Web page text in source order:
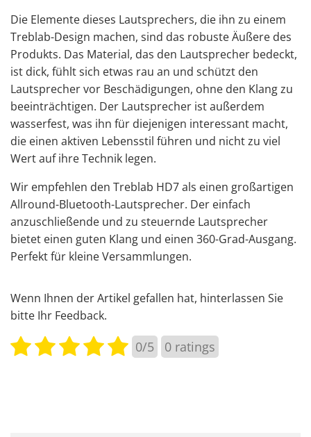
Die Elemente dieses Lautsprechers, die ihn zu einem
Treblab-Design machen, sind das robuste Äußere des
Produkts. Das Material, das den Lautsprecher bedeckt,
ist dick, fühlt sich etwas rau an und schützt den
Lautsprecher vor Beschädigungen, ohne den Klang zu
beeinträchtigen. Der Lautsprecher ist außerdem
wasserfest, was ihn für diejenigen interessant macht,
die einen aktiven Lebensstil führen und nicht zu viel
Wert auf ihre Technik legen.
Wir empfehlen den Treblab HD7 als einen großartigen
Allround-Bluetooth-Lautsprecher. Der einfach
anzuschließende und zu steuernde Lautsprecher
bietet einen guten Klang und einen 360-Grad-Ausgang.
Perfekt für kleine Versammlungen.
Wenn Ihnen der Artikel gefallen hat, hinterlassen Sie
bitte Ihr Feedback.
0/5 0 ratings